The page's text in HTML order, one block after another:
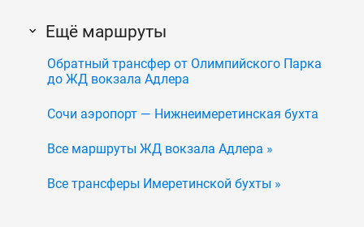
Ещё маршруты
Обратный трансфер от Олимпийского Парка
до ЖД вокзала Адлера
Сочи аэропорт — Нижнеимеретинская бухта
Все маршруты ЖД вокзала Адлера »
Все трансферы Имеретинской бухты »